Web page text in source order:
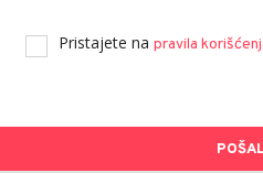
Pristajete na pravila